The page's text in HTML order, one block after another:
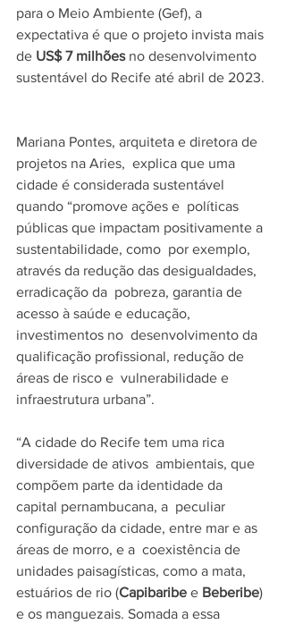
para o Meio Ambiente (Gef), a
expectativa é que o projeto invista mais
de US$ 7 milhões no desenvolvimento
sustentável do Recife até abril de 2023.
Mariana Pontes, arquiteta e diretora de
projetos na Aries,  explica que uma
cidade é considerada sustentável
quando “promove ações e  políticas
públicas que impactam positivamente a
sustentabilidade, como  por exemplo,
através da redução das desigualdades,
erradicação da  pobreza, garantia de
acesso à saúde e educação,
investimentos no  desenvolvimento da
qualificação profissional, redução de
áreas de risco e  vulnerabilidade e
infraestrutura urbana”.
“A cidade do Recife tem uma rica
diversidade de ativos  ambientais, que
compõem parte da identidade da
capital pernambucana, a  peculiar
configuração da cidade, entre mar e as
áreas de morro, e a  coexistência de
unidades paisagísticas, como a mata,
estuários de rio (Capibaribe e Beberibe)
e os manguezais. Somada a essa